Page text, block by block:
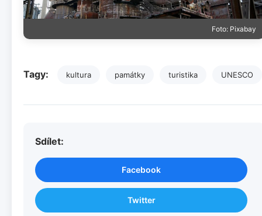
Foto: Pixabay
Tagy: kultura památky turistika UNESCO
Sdílet:
Facebook
Twitter